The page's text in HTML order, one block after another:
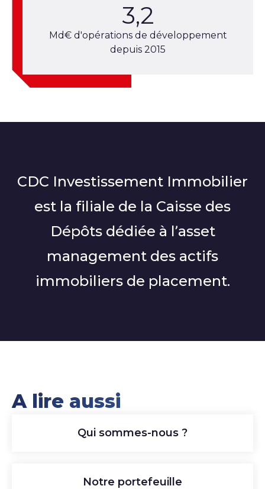
3,2
Md€ d'opérations de développement
depuis 2015
CDC Investissement Immobilier
est la filiale de la Caisse des
Dépôts dédiée à l’asset
management des actifs
immobiliers de placement.
A lire aussi
Qui sommes-nous ?
Notre portefeuille